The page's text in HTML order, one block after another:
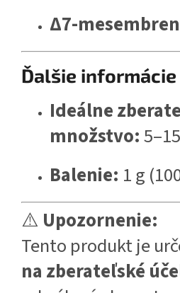
Δ7-
Ďalšie informácie
Ideálne
množstvo:
Balenie: 1 g
⚠️ Upozornenie:
Tento produkt je
na zberateľské